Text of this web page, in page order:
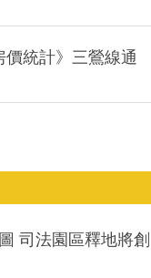
價統計》三鶯線通
司法園區釋地將創